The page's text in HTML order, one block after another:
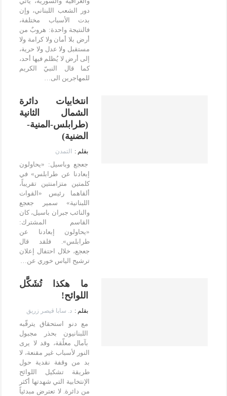
دور الشعب اللبناني، وإن
بدت الأسباب مختلفة،
فالنتيجة واحدة: هروبٌ من
أرض بلا أمان ولا كرامة ولا
مستقبل ولا عدل ولا حرية،
إلى أرض لا يُظلم فيها أحد،
كما قال النبيّ الكريم
للمهاجرين الى…
انتخابيات دائرة
الشمال الثانية
(طرابلس-المنية-
الضنية)
التمدن
جعجع وباسيل: «يحاولون
إبعادنا عن طرابلس» في
كلمتين متزامنتين تقريباً،
ألقاهما رئيس «القوات
اللبنانية» سمير جعجع
والنائب جبران باسيل، كان
القاسم المشترك:
«يحاولون إبعادنا عن
طرابلس». فلقد قال
جعجع، خلال احتفال إعلان
ترشيح الياس خوري عن…
ما هكذا تُشَكَّل
اللوائح!
د. سابا قيصر زريق
مع دنو استحقاق يترقّبه
اللبنانيون بحذر مجبول
بآمال معلّقة، وقد لا يرى
النور لأسباب غير مقنعة، لا
بد من وقفة نقدية حول
طريقة تشكيل اللوائح
الإنتخابية التي شهدتها أكثر
من دائرة. لا تعترض مبدئياً